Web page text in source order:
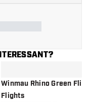
aan verlanglijst
Winmau Rhino Green
Flights